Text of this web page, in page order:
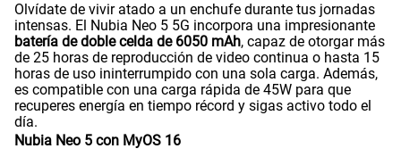
Olvídate de vivir atado a un enchufe durante tus jornadas
intensas. El Nubia Neo 5 5G incorpora una impresionante
batería de doble celda de 6050 mAh, capaz de otorgar más
de 25 horas de reproducción de video continua o hasta 15
horas de uso ininterrumpido con una sola carga. Además,
es compatible con una carga rápida de 45W para que
recuperes energía en tiempo récord y sigas activo todo el
día.
Nubia Neo 5 con MyOS 16